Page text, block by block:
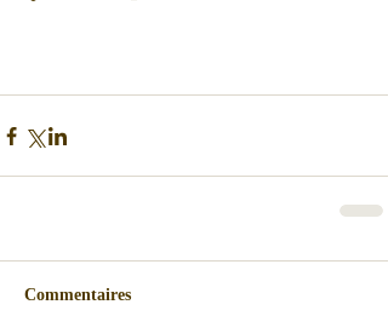
Commentaires